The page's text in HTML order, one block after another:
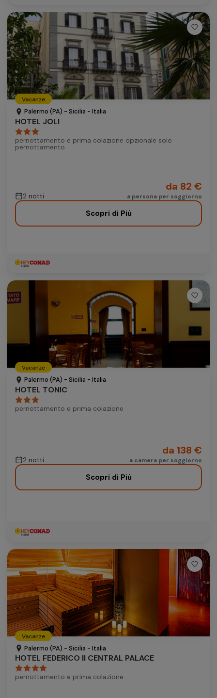
Vacanze
Palermo (PA) - Sicilia - Italia
HOTEL JOLI
pernottamento e prima colazione opzionale solo
pernottamento
2 notti
da 82 €
a persona per soggiorno
Scopri di Più
Vacanze
Palermo (PA) - Sicilia - Italia
HOTEL TONIC
pernottamento e prima colazione
2 notti
da 138 €
a camera per soggiorno
Scopri di Più
Vacanze
Palermo (PA) - Sicilia - Italia
HOTEL FEDERICO II CENTRAL PALACE
pernottamento e prima colazione